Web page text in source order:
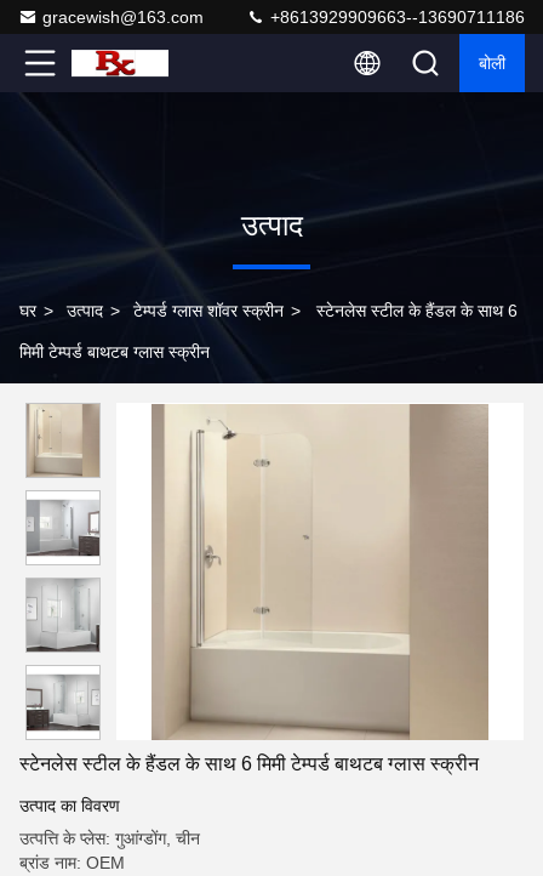
gracewish@163.com +8613929909663--13690711186
बोली
उत्पाद
घर > उत्पाद > टेम्पर्ड ग्लास शॉवर स्क्रीन > स्टेनलेस स्टील के हैंडल के साथ 6
मिमी टेम्पर्ड बाथटब ग्लास स्क्रीन
स्टेनलेस स्टील के हैंडल के साथ 6 मिमी टेम्पर्ड बाथटब ग्लास स्क्रीन
उत्पाद का विवरण
उत्पत्ति के प्लेस: गुआंग्डोंग, चीन
ब्रांड नाम: OEM